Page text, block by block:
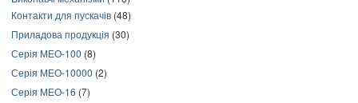
Контакти для пускачів (48)
Приладова продукція (30)
Серія МЕО-100 (8)
Серія МЕО-10000 (2)
Серія МЕО-16 (7)